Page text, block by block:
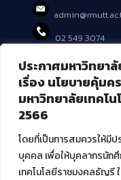
ประกาศมหาวิทยา
เรื่อง นโยบายคุ้ม
มหาวิทยาลัยเทคโ
2566
โดยที่เป็นการสมควรให้มี
บุคคล เพื่อให้บุคลากรนัก
เทคโนโลยีราชมงคลธัญรี
02 549 3074
บริการอื่นๆ ของ สวส.
ศูนย์สื่อดิจิทัล
ศูนย์นวัตกรรมและควา
สมัยใหม่ (MoSeC)